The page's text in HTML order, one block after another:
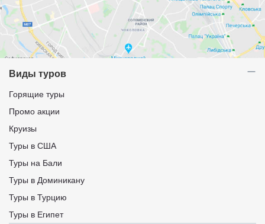
Виды туров
Горящие туры
Промо акции
Круизы
Туры в США
Туры на Бали
Туры в Доминикану
Туры в Турцию
Туры в Египет